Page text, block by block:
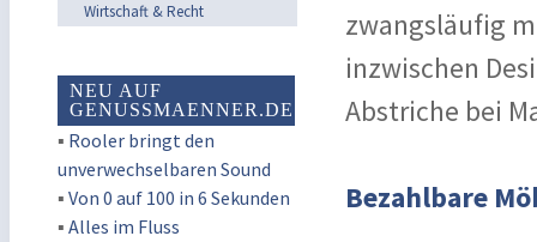
Wirtschaft & Recht
NEU AUF
GENUSSMAENNER.DE
▪ Rooler bringt den
unverwechselbaren Sound
▪ Von 0 auf 100 in 6 Sekunden
▪ Alles im Fluss
zwangsläufig
inzwischen
Abstriche bei
Bezahlbare